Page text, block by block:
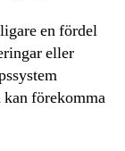
en fördel
eller
förekomma